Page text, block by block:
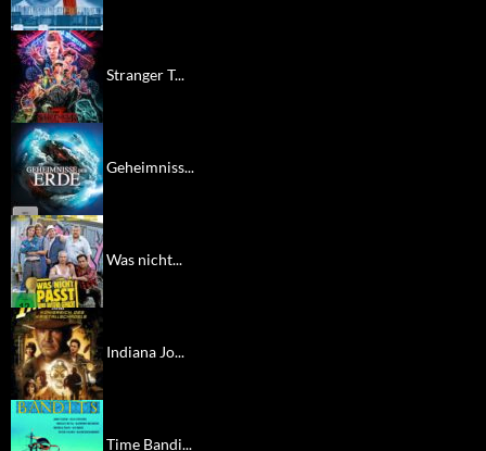
Stranger T...
Geheimniss...
Was nicht...
Indiana Jo...
Time Bandi...